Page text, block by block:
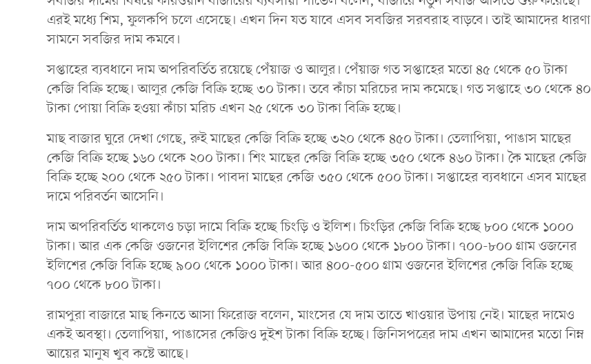
এরই মধ্যে শিম, ফুলকপি চলে এসেছে। এখন দিন যত যাবে এসব সবজির সরবরাহ বাড়বে। তাই আমাদের ধারণা
সামনে সবজির দাম কমবে।
সপ্তাহের ব্যবধানে দাম অপরিবর্তিত রয়েছে পেঁয়াজ ও আলুর। পেঁয়াজ গত সপ্তাহের মতো ৪৫ থেকে ৫০ টাকা
কেজি বিক্রি হচ্ছে। আলুর কেজি বিক্রি হচ্ছে ৩০ টাকা। তবে কাঁচা মরিচের দাম কমেছে। গত সপ্তাহে ৩০ থেকে ৪০
টাকা পোয়া বিক্রি হওয়া কাঁচা মরিচ এখন ২৫ থেকে ৩০ টাকা বিক্রি হচ্ছে।
মাছ বাজার ঘুরে দেখা গেছে, রুই মাছের কেজি বিক্রি হচ্ছে ৩২০ থেকে ৪৫০ টাকা। তেলাপিয়া, পাঙাস মাছের
কেজি বিক্রি হচ্ছে ১৬০ থেকে ২০০ টাকা। শিং মাছের কেজি বিক্রি হচ্ছে ৩৫০ থেকে ৪৬০ টাকা। কৈ মাছের কেজি
বিক্রি হচ্ছে ২০০ থেকে ২৫০ টাকা। পাবদা মাছের কেজি ৩৫০ থেকে ৫০০ টাকা। সপ্তাহের ব্যবধানে এসব মাছের
দামে পরিবর্তন আসেনি।
দাম অপরিবর্তিত থাকলেও চড়া দামে বিক্রি হচ্ছে চিংড়ি ও ইলিশ। চিংড়ির কেজি বিক্রি হচ্ছে ৮০০ থেকে ১০০০
টাকা। আর এক কেজি ওজনের ইলিশের কেজি বিক্রি হচ্ছে ১৬০০ থেকে ১৮০০ টাকা। ৭০০-৮০০ গ্রাম ওজনের
ইলিশের কেজি বিক্রি হচ্ছে ৯০০ থেকে ১০০০ টাকা। আর ৪০০-৫০০ গ্রাম ওজনের ইলিশের কেজি বিক্রি হচ্ছে
৭০০ থেকে ৮০০ টাকা।
রামপুরা বাজারে মাছ কিনতে আসা ফিরোজ বলেন, মাংসের যে দাম তাতে খাওয়ার উপায় নেই। মাছের দামেও
একই অবস্থা। তেলাপিয়া, পাঙাসের কেজিও দুইশ টাকা বিক্রি হচ্ছে। জিনিসপত্রের দাম এখন আমাদের মতো নিম্ন
আয়ের মানুষ খুব কষ্টে আছে।